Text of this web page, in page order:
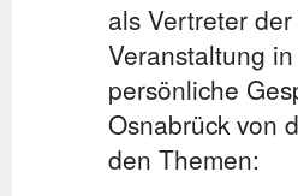
als Vertreter
Veranstaltung
persönliche
Osnabrück von
den Themen: